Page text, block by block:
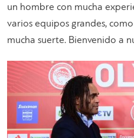
un hombre con mucha
varios equipos grandes,
mucha suerte. Bienvenido a